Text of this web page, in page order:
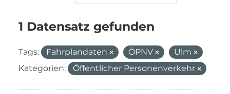
1 Datensatz gefunden
Tags: Fahrplandaten ÖPNV
Ulm
Kategorien:
Öffentlicher Personenverkehr